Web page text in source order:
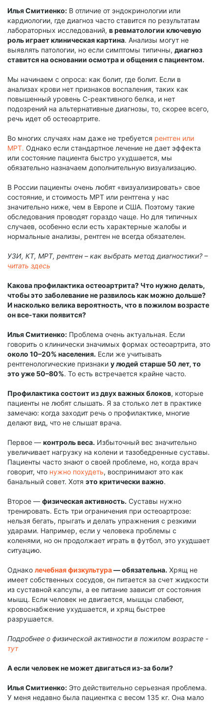
Илья Смитиенко: В отличие от эндокринологии или
кардиологии, где диагноз часто ставится по результатам
лабораторных исследований, в ревматологии ключевую
роль играет клиническая картина. Анализы могут не
выявлять патологии, но если симптомы типичны, диагноз
ставится на основании осмотра и общения с пациентом.
Мы начинаем с опроса: как болит, где болит. Если в
анализах крови нет признаков воспаления, таких как
повышенный уровень С-реактивного белка, и нет
подозрений на альтернативные диагнозы, то, скорее всего,
речь идет об остеоартрите.
Во многих случаях нам даже не требуется рентген или
МРТ. Однако если стандартное лечение не дает эффекта
или состояние пациента быстро ухудшается, мы
обязательно назначаем дополнительную визуализацию.
В России пациенты очень любят «визуализировать» свое
состояние, и стоимость МРТ или рентгена у нас
значительно ниже, чем в Европе и США. Поэтому такие
обследования проводят гораздо чаще. Но для типичных
случаев, особенно если есть характерные жалобы и
нормальные анализы, рентген не всегда обязателен.
УЗИ, КТ, МРТ, рентген – как выбрать метод диагностики? –
читать здесь
Какова профилактика остеоартрита? Что нужно делать,
чтобы это заболевание не развилось как можно дольше?
И насколько велика вероятность, что в пожилом возрасте
он все-таки появится?
Илья Смитиенко: Проблема очень актуальная. Если
говорить о клинически значимых формах остеоартрита, это
около 10–20% населения. Если же учитывать
рентгенологические признаки у людей старше 50 лет, то
это уже 50–80%. То есть встречается крайне часто.
Профилактика состоит из двух важных блоков, которые
пациенты не любят слышать. Я за столько лет в практике
замечаю: когда заходит речь о профилактике, многие
делают вид, что не слышат врача.
Первое — контроль веса. Избыточный вес значительно
увеличивает нагрузку на колени и тазобедренные суставы.
Пациенты часто знают о своей проблеме, но, когда врач
говорит, что нужно похудеть, воспринимают это как
банальный совет. Хотя это критически важно.
Второе — физическая активность. Суставы нужно
тренировать. Есть три ограничения при остеоартрозе:
нельзя бегать, прыгать и делать упражнения с резкими
ударами. Например, если у человека проблемы с
коленями, но он продолжает играть в футбол, это ухудшает
ситуацию.
Однако лечебная физкультура— обязательна. Хрящ не
имеет собственных сосудов, он питается за счет жидкости
из суставной капсулы, а ее питание зависит от состояния
мышц. Если человек не двигается, мышцы слабеют,
кровоснабжение ухудшается, и хрящ быстрее
разрушается.
Подробнее о физической активности в пожилом возрасте -
тут
А если человек не может двигаться из-за боли?
Илья Смитиенко: Это действительно серьезная проблема.
У меня недавно была пациентка с весом 135 кг. Она мало